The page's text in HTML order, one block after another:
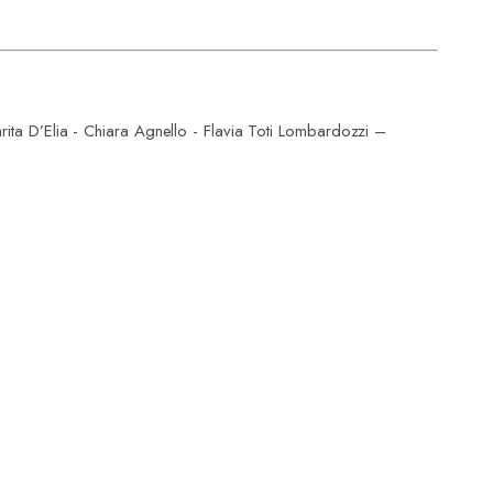
D’Elia - Chiara Agnello - Flavia Toti Lombardozzi –